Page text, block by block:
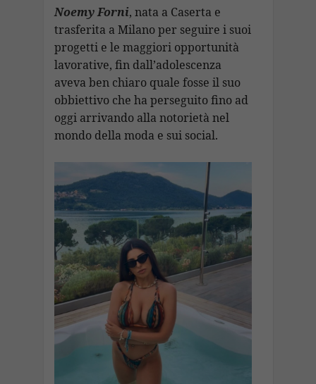
b
o
o
k
s
A
p
p
gr
a
m
e
dI
n
c
h
at
ai
l
p
y
Li
n
k
n
di
vi
di
Noemy Forni, nata a Caserta e
trasferita a Milano per seguire i suoi
progetti e le maggiori opportunità
lavorative, fin dall’adolescenza
aveva ben chiaro quale fosse il suo
obbiettivo che ha perseguito fino ad
oggi arrivando alla notorietà nel
mondo della moda e sui social.